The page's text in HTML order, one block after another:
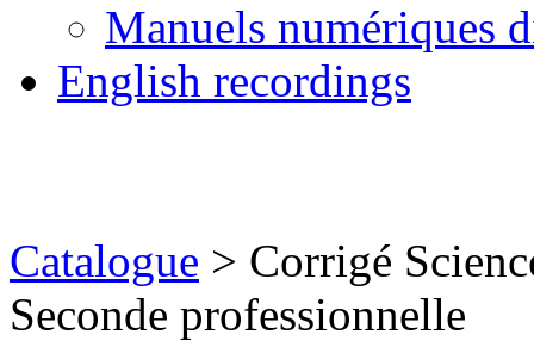
Manuels numériques
English recordings
Catalogue > Corrigé
Seconde professionnelle